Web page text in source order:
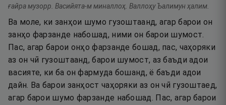
ғайра музорр. Васийята-м миналлоҳ. Валлоҳу Ъалимун ҳалим.
Ва моле, ки занҳои шумо гузоштаанд, агар барои он
занҳо фарзанде набошад, ними он барои шумост.
Пас, агар барои онҳо фарзанде бошад, пас, чаҳоряки
аз он чӣ гузоштаанд, барои шумост, аз баъди адои
васияте, ки ба он фармуда бошанд, ё баъди адои
дайн. Ва барои занҳост чаҳоряки аз он чӣ гузоштаед,
агар барои шумо фарзанде набошад. Пас, агар барои